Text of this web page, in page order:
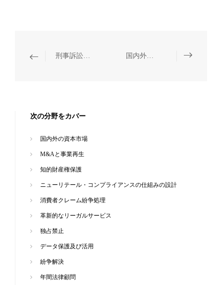
刑事訴訟に関わる紛争 国内外の資本市場
次の分野をカバー
国内外の資本市場
M&Aと事業再生
知的財産権保護
ニューリテール・コンプライアンスの仕組みの設計
消費者クレーム紛争処理
革新的なリーガルサービス
独占禁止
データ保護及び活用
紛争解決
年間法律顧問